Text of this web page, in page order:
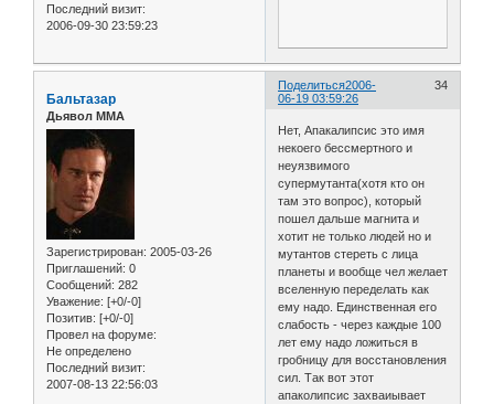
Последний визит:
2006-09-30 23:59:23
Поделиться 34
2006-
06-19 03:59:26
Бальтазар
Дьявол ММА
Зарегистрирован: 2005-03-26
Приглашений: 0
Сообщений: 282
Уважение: [+0/-0]
Позитив: [+0/-0]
Провел на форуме:
Не определено
Последний визит:
2007-08-13 22:56:03
Нет, Апакалипсис это имя
некоего бессмертного и
неуязвимого
супермутанта(хотя кто он
там это вопрос), который
пошел дальше магнита и
хотит не только людей но и
мутантов стереть с лица
планеты и вообще чел желает
вселенную переделать как
ему надо. Единственная его
слабость - через каждые 100
лет ему надо ложиться в
гробницу для восстановления
сил. Так вот этот
апаколипсис захваиывает